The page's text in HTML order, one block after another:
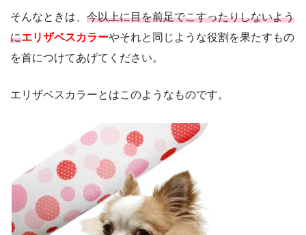
そんなときは、 今以上に目を前足でこすったりしないよう
にエリザベスカラーやそれと同じような役割を果たすもの
を首につけてあげてください。
エリザベスカラーとはこのようなものです。